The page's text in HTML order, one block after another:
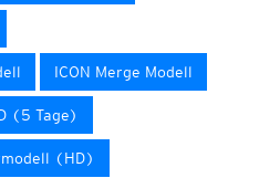
ICON Merge Modell
(5 Tage)
(HD)